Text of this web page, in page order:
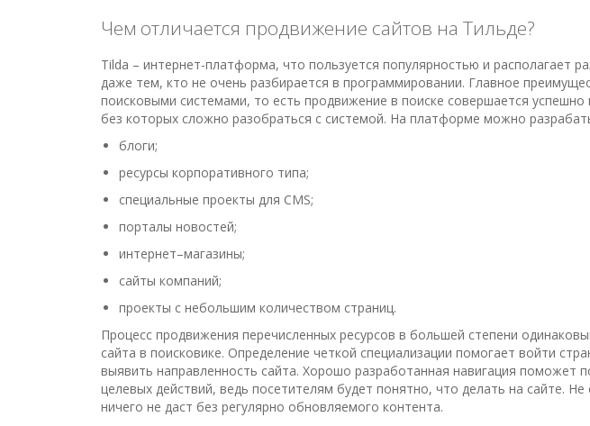
Чем отличается продвижение сайтов на Тильде?
Tilda – интернет-платформа, что пользуется популярностью и располагает
даже тем, кто не очень разбирается в программировании. Главное
поисковыми системами, то есть продвижение в поиске совершается
без которых сложно разобраться с системой. На платформе можно
блоги;
ресурсы корпоративного типа;
специальные проекты для CMS;
порталы новостей;
интернет–магазины;
сайты компаний;
проекты с небольшим количеством страниц.
Процесс продвижения перечисленных ресурсов в большей степени
сайта в поисковике. Определение четкой специализации помогает войти
выявить направленность сайта. Хорошо разработанная навигация поможет
целевых действий, ведь посетителям будет понятно, что делать на сайте.
ничего не даст без регулярно обновляемого контента.